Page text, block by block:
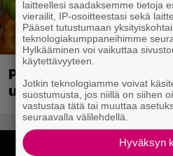
PS1-ajan
uudistettuna
laitteellesi saadaksemme tietoja
vierailit, IP-osoitteestasi sekä
Pääset tutustumaan
teknologiakumppaneihimme
Hylkääminen voi vaikuttaa
käytettävyyteen.
Jotkin teknologiamme voivat
suostumusta, jos niillä on siihen
vastustaa tätä tai muuttaa
seuraavalla välilehdellä.
Hyväksyn